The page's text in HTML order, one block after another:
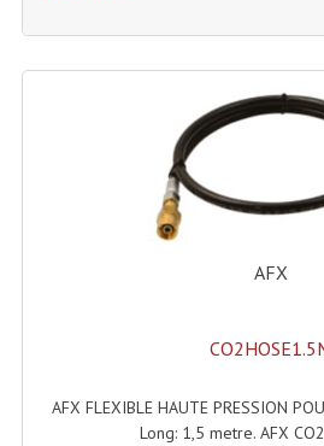
Enceintes Et
Enceintes
Enceintes, Système
Retours De
Caisson De Basse
AFX
AFX FLEXIBLE HAUTE PRESSION
Long: 1,5 metre. AFX